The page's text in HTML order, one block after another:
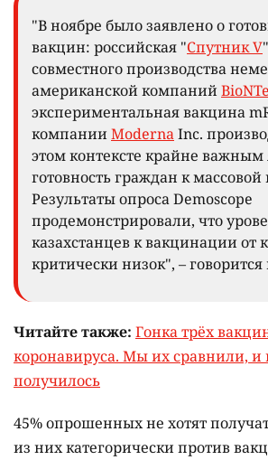
"В ноябре было заявлено о
вакцин: российская "Спутник V
совместного производства
американской компаний
экспериментальная вакцина
компанииModernaInc.
этом контексте крайне важным
готовность граждан к
Результаты опроса Demoscope
продемонстрировали, что
казахстанцев к вакцинации от
критически низок", – говорится
Читайте также: Гонка трёх
коронавируса. Мы их сравнили, и
получилось
45% опрошенных не хотят
из них категорически против